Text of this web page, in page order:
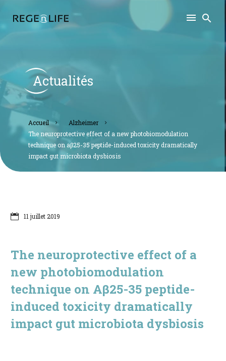
Actualités
accueil
alzheimer
the neuroprotective effect of a new photobiomodulation
technique on aβ25-35 peptide-induced toxicity dramatically
impact gut microbiota dysbiosis
11 juillet 2019
The neuroprotective effect of a
new photobiomodulation
technique on Aβ25-35 peptide-
induced toxicity dramatically
impact gut microbiota dysbiosis